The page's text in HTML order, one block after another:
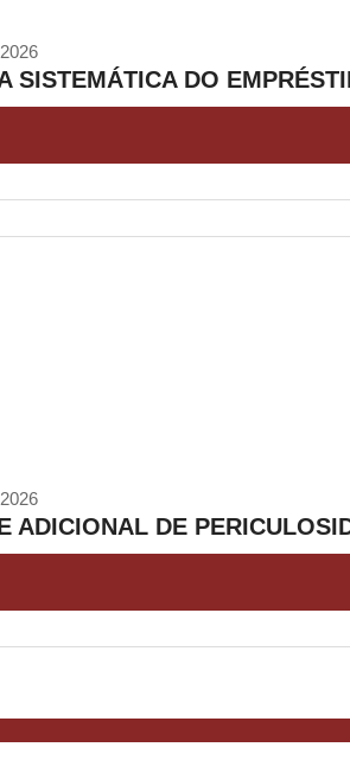
SISTEMÁTICA DO
ADICIONAL DE